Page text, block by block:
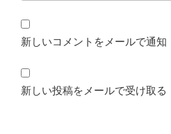
新しいコメントをメールで通知
新しい投稿をメールで受け取る